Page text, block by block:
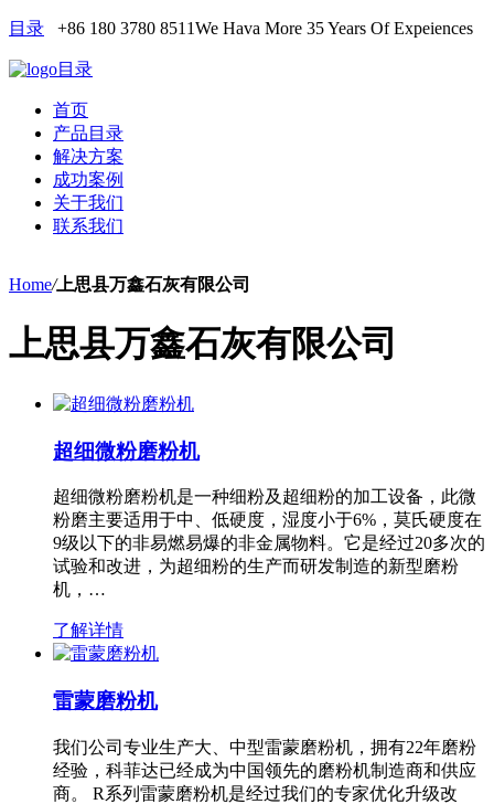
目录 +86 180 3780 8511We Hava More 35 Years Of Expeiences
目录
首页
产品目录
解决方案
成功案例
关于我们
联系我们
Home/上思县万鑫石灰有限公司
上思县万鑫石灰有限公司
超细微粉磨粉机
超细微粉磨粉机是一种细粉及超细粉的加工设备，此微
粉磨主要适用于中、低硬度，湿度小于6%，莫氏硬度在
9级以下的非易燃易爆的非金属物料。它是经过20多次的
试验和改进，为超细粉的生产而研发制造的新型磨粉
机，…
了解详情
雷蒙磨粉机
我们公司专业生产大、中型雷蒙磨粉机，拥有22年磨粉
经验，科菲达已经成为中国领先的磨粉机制造商和供应
商。 R系列雷蒙磨粉机是经过我们的专家优化升级改